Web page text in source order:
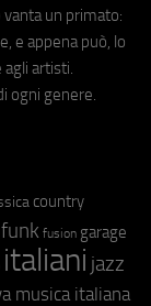
vanta un primato:
e appena può, lo
agli artisti.
ogni genere.
country
funk fusion garage
italiani jazz
musica italiana